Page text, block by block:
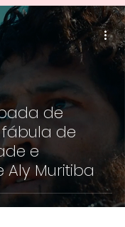
de
de
e
Aly Muritiba